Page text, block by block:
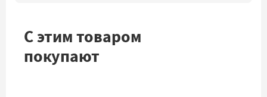
С этим товаром
покупают